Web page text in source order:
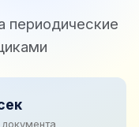
периодические